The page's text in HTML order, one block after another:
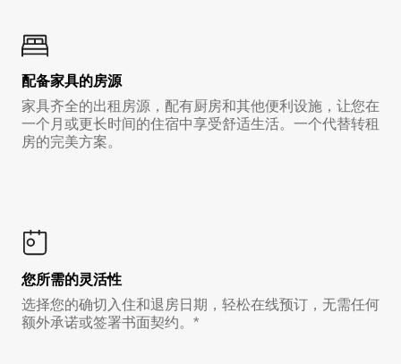
配备家具的房源
家具齐全的出租房源，配有厨房和其他便利设施，让您在
一个月或更长时间的住宿中享受舒适生活。一个代替转租
房的完美方案。
您所需的灵活性
选择您的确切入住和退房日期，轻松在线预订，无需任何
额外承诺或签署书面契约。*